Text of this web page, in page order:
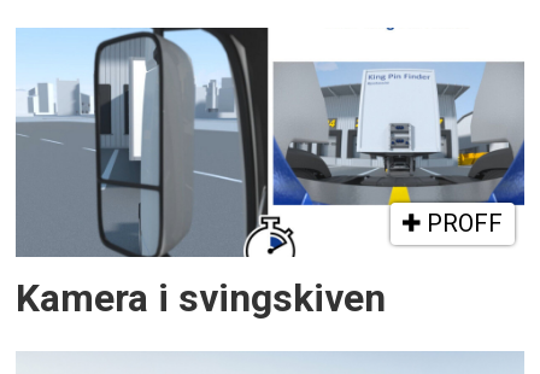
PROFF
Kamera i svingskiven